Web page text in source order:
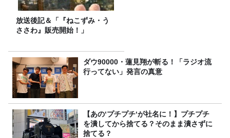
放送後記＆「『ねこずみ・う
ささわ』販売開始！」
ダウ90000・蓮見翔が斬る！「ラジオ流
行ってない」発言の真意
【あの‘プチプチ‘が社名に！】プチプチ
を潰してから捨てる？そのまま潰さずに
捨てる？